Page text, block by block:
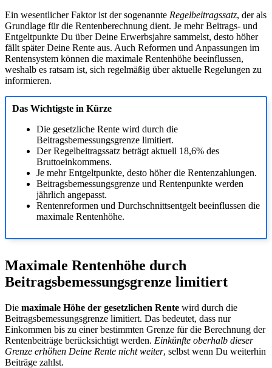
Ein wesentlicher Faktor ist der sogenannte Regelbeitragssatz, der als
Grundlage für die Rentenberechnung dient. Je mehr Beitrags- und
Entgeltpunkte Du über Deine Erwerbsjahre sammelst, desto höher
fällt später Deine Rente aus. Auch Reformen und Anpassungen im
Rentensystem können die maximale Rentenhöhe beeinflussen,
weshalb es ratsam ist, sich regelmäßig über aktuelle Regelungen zu
informieren.
Das Wichtigste in Kürze
Die gesetzliche Rente wird durch die
Beitragsbemessungsgrenze limitiert.
Der Regelbeitragssatz beträgt aktuell 18,6% des
Bruttoeinkommens.
Je mehr Entgeltpunkte, desto höher die Rentenzahlungen.
Beitragsbemessungsgrenze und Rentenpunkte werden
jährlich angepasst.
Rentenreformen und Durchschnittsentgelt beeinflussen die
maximale Rentenhöhe.
Maximale Rentenhöhe durch
Beitragsbemessungsgrenze limitiert
Die maximale Höhe der gesetzlichen Rente wird durch die
Beitragsbemessungsgrenze limitiert. Das bedeutet, dass nur
Einkommen bis zu einer bestimmten Grenze für die Berechnung der
Rentenbeiträge berücksichtigt werden. Einkünfte oberhalb dieser
Grenze erhöhen Deine Rente nicht weiter, selbst wenn Du weiterhin
Beiträge zahlst.